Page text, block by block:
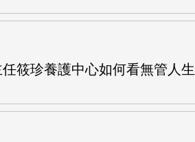
筱珍養護中心如何看無管人生